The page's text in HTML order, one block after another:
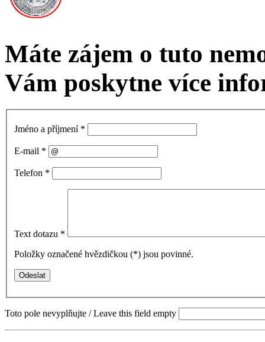
Máte zájem o tuto
Vám poskytne více
Jméno a příjmení *
E-mail *
Telefon *
Text dotazu *
Položky označené hvězdičkou (*) jsou povinné.
Toto pole nevyplňujte / Leave this field empty